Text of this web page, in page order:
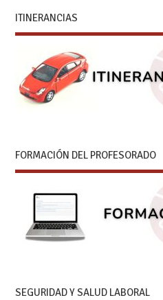
ITINERANCIAS
FORMACIÓN DEL PROFESORADO
SEGURIDAD Y SALUD LABORAL